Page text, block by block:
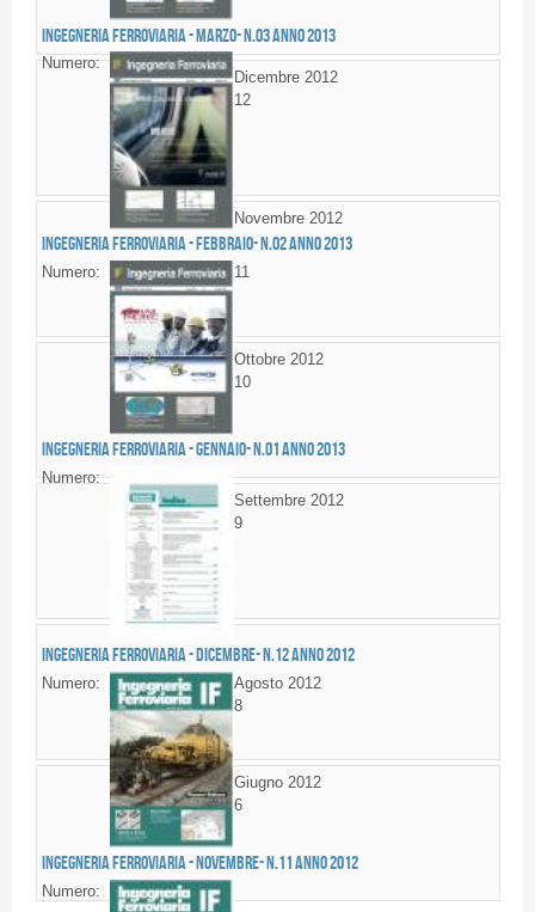
Ingegneria Ferroviaria - MARZO- n.03 anno 2013
Numero:
Ingegneria Ferroviaria - FEBBRAIO- n.02 anno 2013
Numero:
Ingegneria Ferroviaria - GENNAIO- n.01 anno 2013
Numero:
Ingegneria Ferroviaria - DICEMBRE- n.12 anno 2012
Dicembre 2012
Numero:
12
Ingegneria Ferroviaria - NOVEMBRE- n.11 anno 2012
Novembre 2012
Numero:
11
Ottobre 2012
10
Settembre 2012
9
Agosto 2012
8
Giugno 2012
6